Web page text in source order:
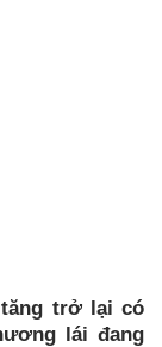
tăng trở lại có
lái đang